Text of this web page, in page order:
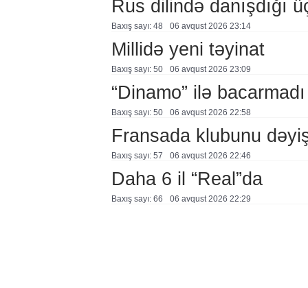
Rus dilində danışdığı
Baxış sayı: 48 06 avqust 2026 23:14
Millidə yeni təyinat
Baxış sayı: 50 06 avqust 2026 23:09
“Dinamo” ilə bacarmadı
Baxış sayı: 50 06 avqust 2026 22:58
Fransada klubunu
Baxış sayı: 57 06 avqust 2026 22:46
Daha 6 il “Real”da
Baxış sayı: 66 06 avqust 2026 22:29